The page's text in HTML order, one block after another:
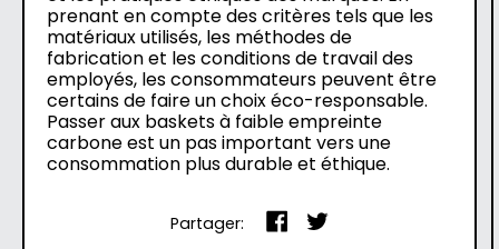
prenant en compte des critères tels que les
matériaux utilisés, les méthodes de
fabrication et les conditions de travail des
employés, les consommateurs peuvent être
certains de faire un choix éco-responsable.
Passer aux baskets à faible empreinte
carbone est un pas important vers une
consommation plus durable et éthique.
Partager:
Partager
sur
Tweeter